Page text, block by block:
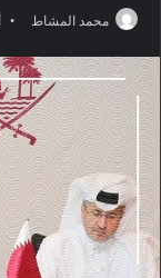
محمد المشاط